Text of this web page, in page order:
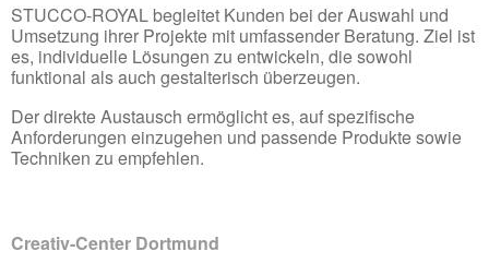
STUCCO-ROYAL begleitet Kunden bei der Auswahl und
Umsetzung ihrer Projekte mit umfassender Beratung. Ziel ist
es, individuelle Lösungen zu entwickeln, die sowohl
funktional als auch gestalterisch überzeugen.
Der direkte Austausch ermöglicht es, auf spezifische
Anforderungen einzugehen und passende Produkte sowie
Techniken zu empfehlen.
Creativ-Center Dortmund